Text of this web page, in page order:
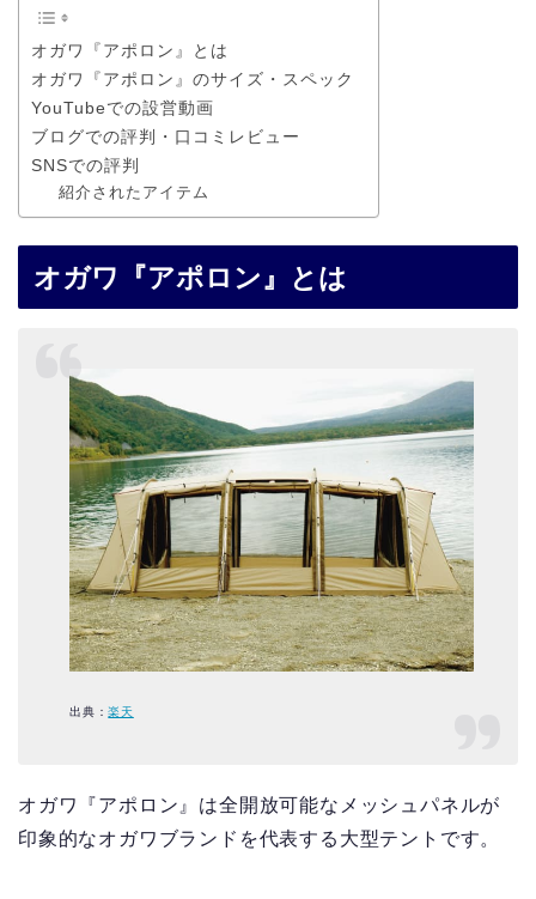
オガワ『アポロン』とは
オガワ『アポロン』のサイズ・スペック
YouTubeでの設営動画
ブログでの評判・口コミレビュー
SNSでの評判
紹介されたアイテム
オガワ『アポロン』とは
出典：楽天
オガワ『アポロン』は全開放可能なメッシュパネルが
印象的なオガワブランドを代表する大型テントです。